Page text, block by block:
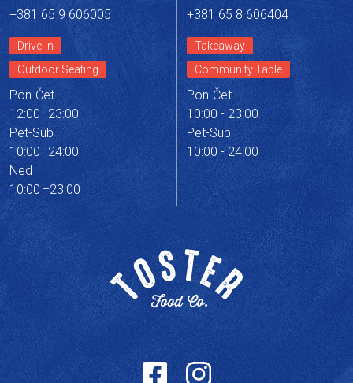
+381 65 9 606005
Drive-in
Outdoor Seating
Pon-Čet
12:00–23:00
Pet-Sub
10:00–24:00
Ned
10:00 –23:00
+381 65 8 606404
Takeaway
Community Table
Pon-Čet
10:00 - 23:00
Pet-Sub
10:00 - 24:00